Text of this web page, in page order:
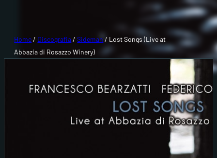
Home/ Discografia/Sideman/ Lost Songs (Live at
Abbazia di Rosazzo Winery)